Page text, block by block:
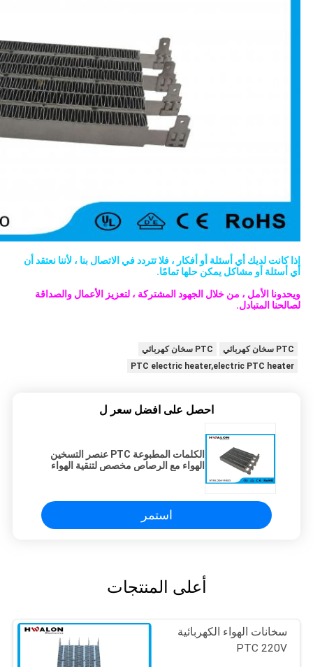
إذا كانت لديك أي أسئلة أو أفكار ، فلا تتردد في الاتصال بنا ، لأننا نعتقد أن
أي أسئلة أو مشاكل يمكن حلها تمامًا.
ويحدونا الأمل ، من خلال الجهود المشتركة ، لتعزيز الأعمال والصداقة
لصالحنا المتبادل.
PTC سخان كهربائي
PTC سخان كهربائي
PTC electric heater,electric PTC heater
احصل على افضل سعر ل
الكلمات المطبوعة PTC عنصر التسخين
الهواء مع الرصاص مخصص لتنقية الهواء
استمر
أعلى المنتجات
سخانات الهواء الكهربائية
PTC 220V